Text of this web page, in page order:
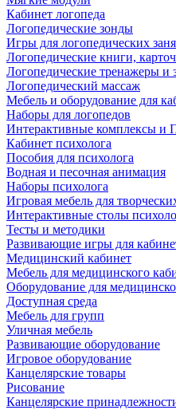
Кабинет логопеда
Логопедические зонды
Игры для логопедических
Логопедические книги,
Логопедические тренажеры и
Логопедический массаж
Мебель и оборудование для
Наборы для логопедов
Интерактивные комплексы и
Кабинет психолога
Пособия для психолога
Водная и песочная анимация
Наборы психолога
Игровая мебель для
Интерактивные столы
Тесты и методики
Развивающие игры для
Медицинский кабинет
Мебель для медицинского
Оборудование для
Доступная среда
Мебель для групп
Уличная мебель
Развивающие оборудование
Игровое оборудование
Канцелярские товары
Рисование
Канцелярские